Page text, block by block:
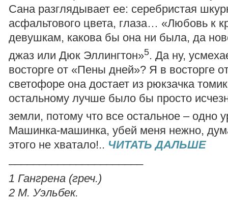
Сана разглядывает ее: серебристая
асфальтового цвета, глаза… «Любовь к
девушкам, какова бы она ни была, да
джаз или Дюк Эллингтон»5. Да ну,
восторге от «Пены дней»? Я в восторге
светофоре она достает из рюкзачка
остальному лучше было бы просто
земли, потому что все остальное – одно
Машинка-машинка, убей меня нежно,
этого не хватало!.. ЧИТАТЬ ДАЛЬШЕ
1 Гангрена (греч.)
2 М. Уэльбек.